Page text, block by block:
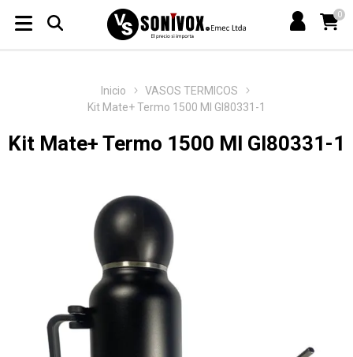
0
Inicio
VASOS TERMICOS
Kit Mate+ Termo 1500 Ml Gl80331-1
Kit Mate+ Termo 1500 Ml Gl80331-1